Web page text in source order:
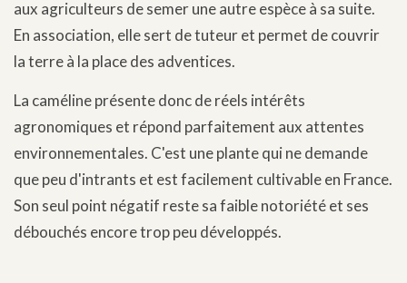
aux agriculteurs de semer une autre espèce à sa suite.
En association, elle sert de tuteur et permet de couvrir
la terre à la place des adventices.
La caméline présente donc de réels intérêts
agronomiques et répond parfaitement aux attentes
environnementales. C'est une plante qui ne demande
que peu d'intrants et est facilement cultivable en France.
Son seul point négatif reste sa faible notoriété et ses
débouchés encore trop peu développés.